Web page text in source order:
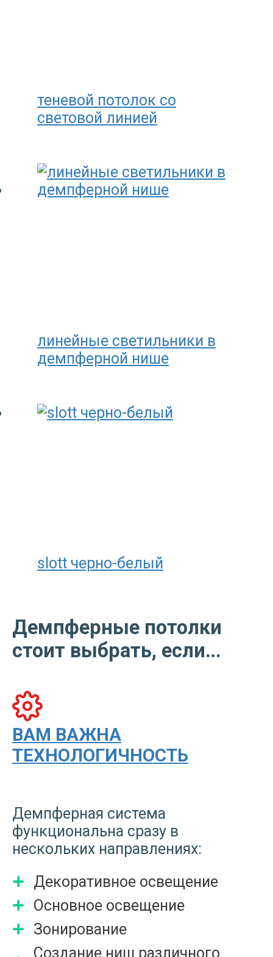
теневой потолок со
световой линией
линейные светильники в
демпферной нише
slott черно-белый
Демпферные потолки
стоит выбрать, если…
ВАМ ВАЖНА
ТЕХНОЛОГИЧНОСТЬ
Демпферная система
функциональна сразу в
нескольких направлениях:
Декоративное освещение
Основное освещение
Зонирование
Создание ниш различного